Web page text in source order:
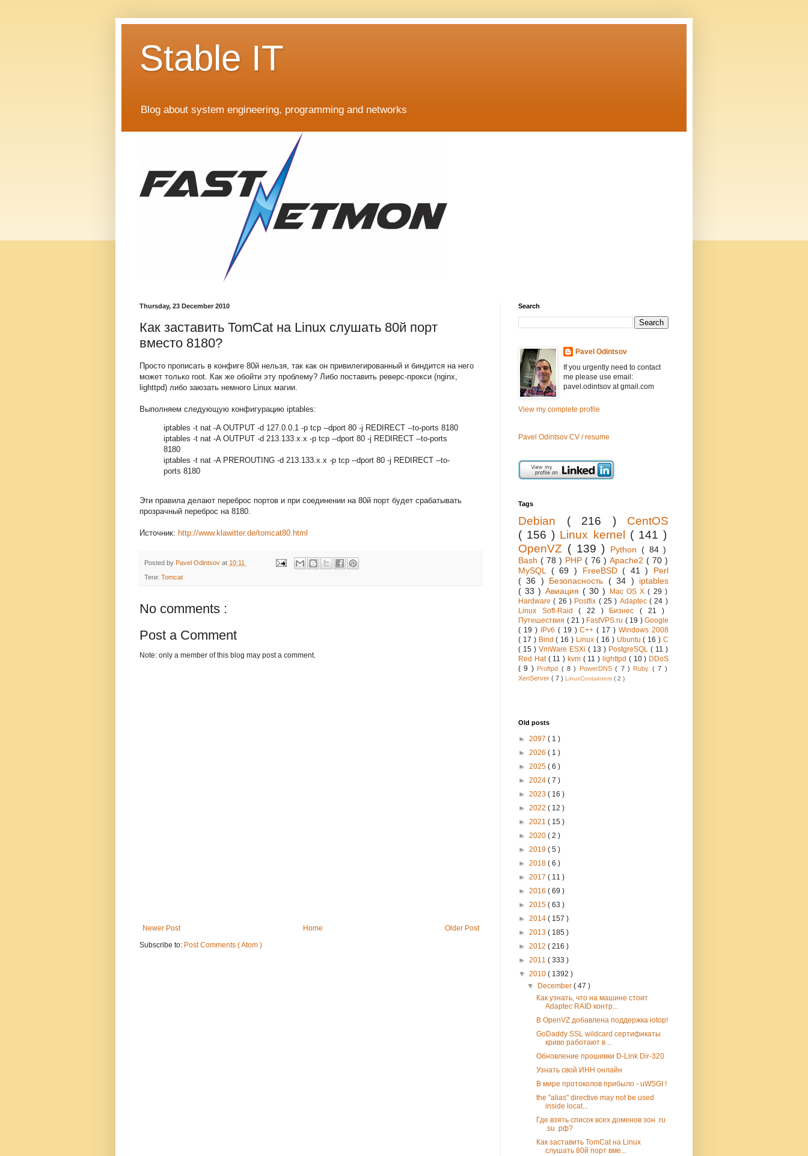
Stable IT
Blog about system engineering, programming and networks
Thursday, 23 December 2010
Как заставить TomCat на Linux слушать 80й порт
вместо 8180?
Просто прописать в конфиге 80й нельзя, так как он привилегированный и биндится на него
может только root. Как же обойти эту проблему? Либо поставить реверс-прокси (nginx,
lighttpd) либо заюзать немного Linux магии.
Выполняем следующую конфигурацию iptables:
iptables -t nat -A OUTPUT -d 127.0.0.1 -p tcp --dport 80 -j REDIRECT --to-ports 8180
iptables -t nat -A OUTPUT -d 213.133.x.x -p tcp --dport 80 -j REDIRECT --to-ports
8180
iptables -t nat -A PREROUTING -d 213.133.x.x -p tcp --dport 80 -j REDIRECT --to-
ports 8180
Эти правила делают переброс портов и при соединении на 80й порт будет срабатывать
прозрачный переброс на 8180.
Источник: http://www.klawitter.de/tomcat80.html
Posted by Pavel Odintsov at 10:11
Теги: Tomcat
No comments :
Post a Comment
Note: only a member of this blog may post a comment.
Newer Post Older Post
Home
Subscribe to: Post Comments ( Atom )
Search
Pavel Odintsov
If you urgently need to contact
me please use email:
pavel.odintsov at gmail.com
View my complete profile
Pavel Odintsov CV / resume
Tags
Debian ( 216 ) CentOS
( 156 ) Linux kernel ( 141 )
OpenVZ ( 139 ) Python ( 84 )
Bash ( 78 ) PHP ( 76 ) Apache2 ( 70 )
MySQL ( 69 ) FreeBSD( 41 ) Perl
( 36 ) Безопасность ( 34 ) iptables
( 33 ) Авиация ( 30 ) Mac OS X( 29 )
Hardware( 26 ) Postfix ( 25 ) Adaptec( 24 )
Linux Soft-Raid( 22 ) Бизнес( 21 )
Путешествия ( 21 ) FastVPS.ru ( 19 ) Google
( 19 )
IPv6 ( 19 )C++( 17 )Windows 2008
( 17 ) Bind( 16 ) Linux ( 16 ) Ubuntu( 16 )C
( 15 ) VmWare ESXi ( 13 ) PostgreSQL ( 11 )
Red Hat ( 11 ) kvm ( 11 ) lighttpd ( 10 ) DDoS
( 9 ) Proftpd ( 8 ) PowerDNS( 7 ) Ruby ( 7 )
XenServer ( 7 ) LinuxContainters ( 2 )
Old posts
► 2097 ( 1 )
► 2026 ( 1 )
► 2025 ( 6 )
► 2024 ( 7 )
► 2023 ( 16 )
► 2022 ( 12 )
► 2021 ( 15 )
► 2020 ( 2 )
► 2019 ( 5 )
► 2018 ( 6 )
► 2017 ( 11 )
► 2016 ( 69 )
► 2015 ( 63 )
► 2014 ( 157 )
► 2013 ( 185 )
► 2012 ( 216 )
► 2011 ( 333 )
▼ 2010 ( 1392 )
▼
December( 47 )
Как узнать, что на машине стоит
Adaptec RAID контр...
В OpenVZ добавлена поддержка iotop!
GoDaddy SSL wildcard сертификаты
криво работают в ...
Обновление прошивки D-Link Dir-320
Узнать свой ИНН онлайн
В мире протоколов прибыло - uWSGI !
the "alias" directive may not be used
inside locat...
Где взять список всех доменов зон .ru
.su .рф?
Как заставить TomCat на Linux
слушать 80й порт вме...